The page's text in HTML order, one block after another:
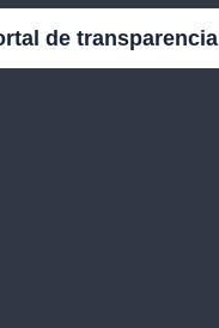
de transparencia